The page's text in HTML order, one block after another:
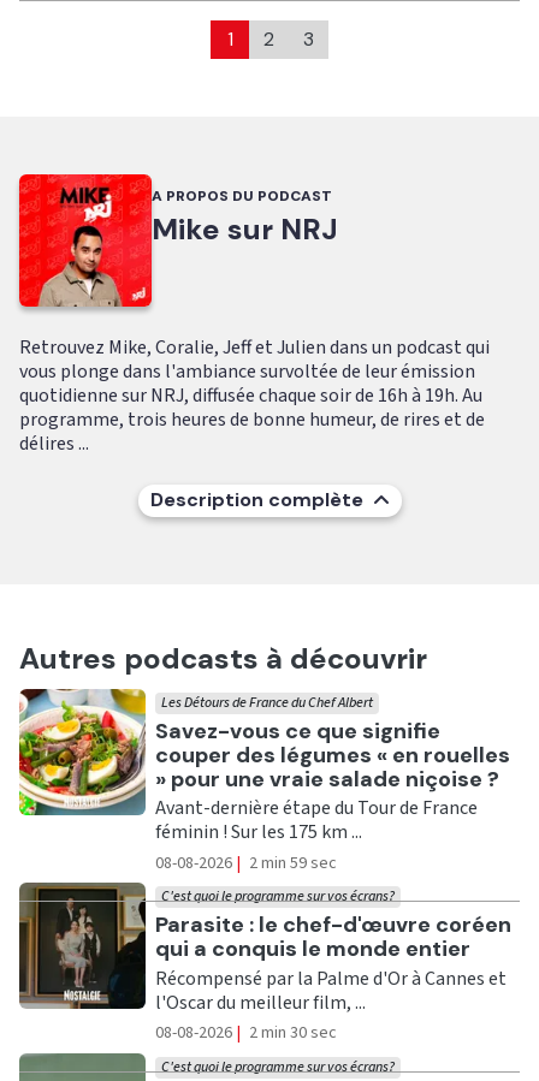
1 2 3
A PROPOS DU PODCAST
Mike sur NRJ
Retrouvez Mike, Coralie, Jeff et Julien dans un podcast qui
vous plonge dans l'ambiance survoltée de leur émission
quotidienne sur NRJ, diffusée chaque soir de 16h à 19h. Au
programme, trois heures de bonne humeur, de rires et de
délires ...
Description complète
Autres podcasts à découvrir
Ecouter
Savez-vous ce que signifie
couper des légumes « en rouelles
» pour une vraie salade niçoise ?
Les Détours de France du Chef Albert
Avant-dernière étape du Tour de France
féminin ! Sur les 175 km ...
08-08-2026 | 2 min 59 sec
Ecouter
Parasite : le chef-d'œuvre coréen
qui a conquis le monde entier
C'est quoi le programme sur vos écrans?
Récompensé par la Palme d'Or à Cannes et
l'Oscar du meilleur film, ...
08-08-2026 | 2 min 30 sec
C'est quoi le programme sur vos écrans?